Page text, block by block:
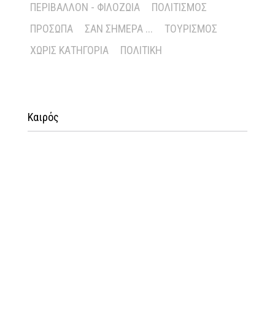
ΠΕΡΙΒΆΛΛΟΝ - ΦΙΛΟΖΩΊΑ
ΠΟΛΙΤΙΣΜΌΣ
ΠΡΌΣΩΠΑ
ΣΑΝ ΣΉΜΕΡΑ ...
ΤΟΥΡΙΣΜΌΣ
ΧΩΡΊΣ ΚΑΤΗΓΟΡΊΑ
ΠΟΛΙΤΙΚΉ
Καιρός